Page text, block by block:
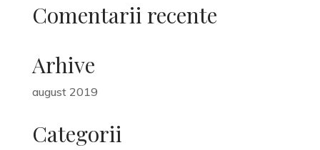
Comentarii recente
Arhive
august 2019
Categorii